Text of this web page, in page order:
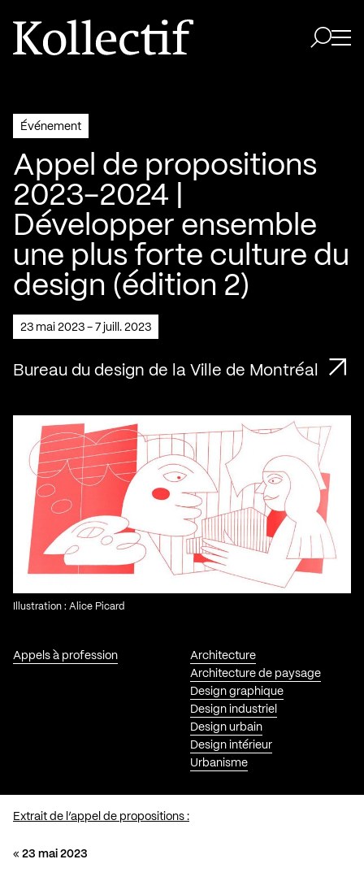
Aller à la page d'accueil
Logo Kollectif
Événement
Appel de propositions
2023-2024 |
Développer ensemble
une plus forte culture du
design (édition 2)
23 mai 2023 - 7 juill. 2023
Bureau du design de la Ville de Montréal
Appels à profession
Architecture
Architecture de paysage
Design graphique
Design industriel
Design urbain
Design intérieur
Urbanisme
Illustration : Alice Picard
Extrait de l’appel de propositions :
« 23 mai 2023